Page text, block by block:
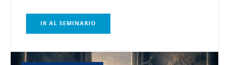
IR AL SEMINARIO